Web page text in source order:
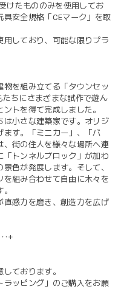
けたもののみを使用してお
安全規格「CEマーク」を取
しており、可能な限りプラ
を組み立てる「タウンセッ
たちにさまざまな試作で遊ん
トを得て完成しました。
は小さな建築家です。オリジ
ます。「ミニカー」、「バ
、街の住人を様々な場所へ連
トンネルブロック」が加わ
色が発展します。そして、
組み合わせて自由に木々を
直感力を磨き、創造力を広げ
ております。
ラッピング」のご購入をお願